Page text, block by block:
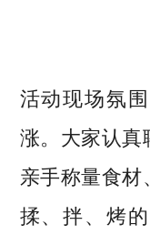
活动现场氛
涨。大家认真
亲手称量食材
揉、拌、烤